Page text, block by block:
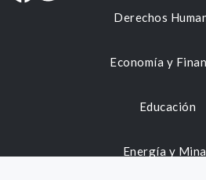
Derechos
Economía y
Educación
Energía y